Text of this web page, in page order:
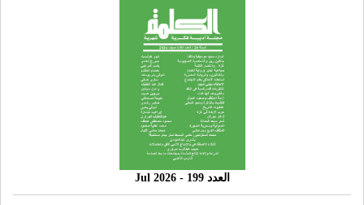
العدد 199 - 2026 Jul